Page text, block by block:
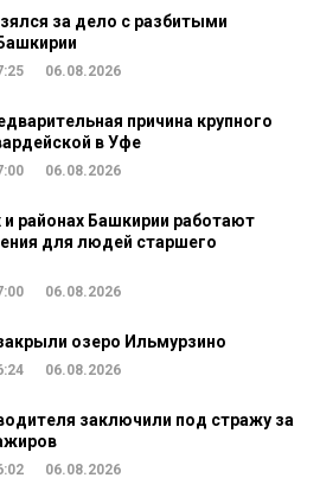
за дело с разбитыми
06.08.2026
причина крупного
в Уфе
06.08.2026
и районах Башкирии работают
для людей старшего
06.08.2026
озеро Ильмурзино
06.08.2026
заключили под стражу за
06.08.2026